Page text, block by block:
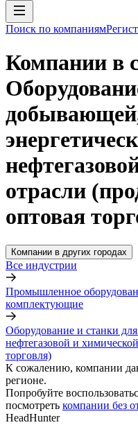
Поиск по компаниям
Компании в
отрасли
оптовая
Компании в других городах
Все индустрии
Промышленное
комплектующие
Оборудование и станки
нефтегазовой и
торговля)
К сожалению, компании
регионе.
Попробуйте
посмотреть компании без
HeadHunter